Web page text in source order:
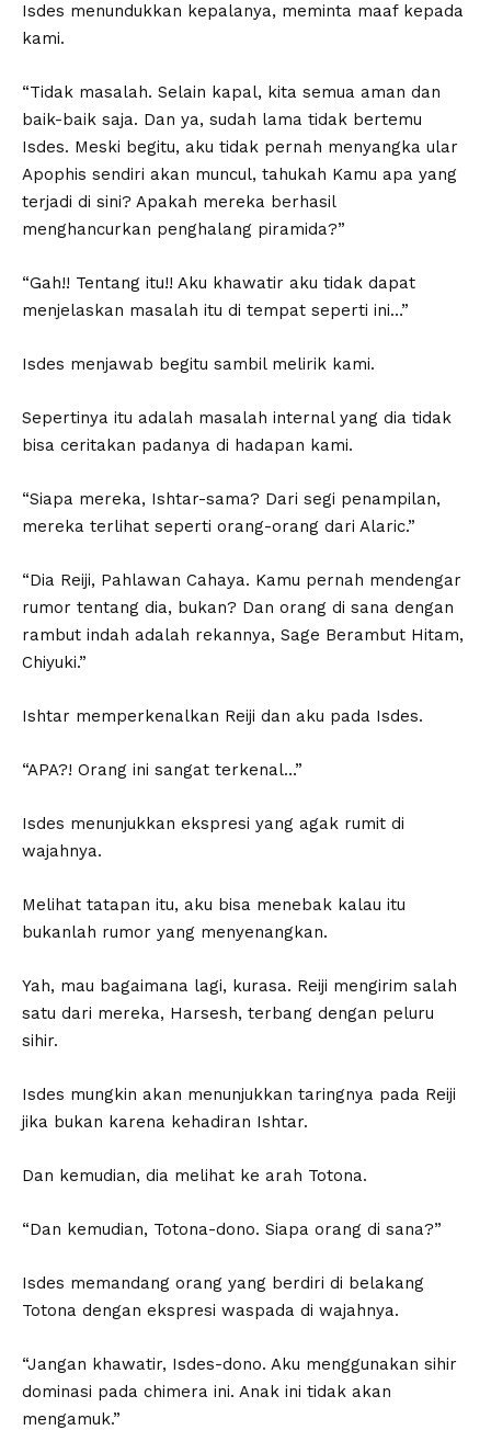
Isdes menundukkan kepalanya, meminta maaf kepada
kami.
“Tidak masalah. Selain kapal, kita semua aman dan
baik-baik saja. Dan ya, sudah lama tidak bertemu
Isdes. Meski begitu, aku tidak pernah menyangka ular
Apophis sendiri akan muncul, tahukah Kamu apa yang
terjadi di sini? Apakah mereka berhasil
menghancurkan penghalang piramida?”
“Gah!! Tentang itu!! Aku khawatir aku tidak dapat
menjelaskan masalah itu di tempat seperti ini…”
Isdes menjawab begitu sambil melirik kami.
Sepertinya itu adalah masalah internal yang dia tidak
bisa ceritakan padanya di hadapan kami.
“Siapa mereka, Ishtar-sama? Dari segi penampilan,
mereka terlihat seperti orang-orang dari Alaric.”
“Dia Reiji, Pahlawan Cahaya. Kamu pernah mendengar
rumor tentang dia, bukan? Dan orang di sana dengan
rambut indah adalah rekannya, Sage Berambut Hitam,
Chiyuki.”
Ishtar memperkenalkan Reiji dan aku pada Isdes.
“APA?! Orang ini sangat terkenal…”
Isdes menunjukkan ekspresi yang agak rumit di
wajahnya.
Melihat tatapan itu, aku bisa menebak kalau itu
bukanlah rumor yang menyenangkan.
Yah, mau bagaimana lagi, kurasa. Reiji mengirim salah
satu dari mereka, Harsesh, terbang dengan peluru
sihir.
Isdes mungkin akan menunjukkan taringnya pada Reiji
jika bukan karena kehadiran Ishtar.
Dan kemudian, dia melihat ke arah Totona.
“Dan kemudian, Totona-dono. Siapa orang di sana?”
Isdes memandang orang yang berdiri di belakang
Totona dengan ekspresi waspada di wajahnya.
“Jangan khawatir, Isdes-dono. Aku menggunakan sihir
dominasi pada chimera ini. Anak ini tidak akan
mengamuk.”